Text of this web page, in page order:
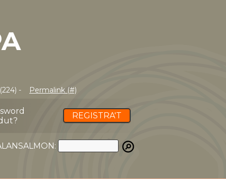
- Permalink (#)
REGISTRA'T